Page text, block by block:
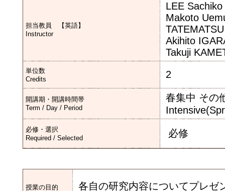
担当教員 【英語】
Instructor
LEE
Makoto
Akihito
Takuji
単位数
Credits
2
開講期・開講時間帯
Term / Day / Period
春集中 その
必修・選択
Required / Selected
必修
授業の目的
各自の研究内容についてプレゼ